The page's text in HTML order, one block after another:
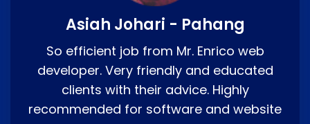
Asiah Johari - Pahang
So efficient job from Mr. Enrico web
developer. Very friendly and educated
clients with their advice. Highly
recommended for software and website